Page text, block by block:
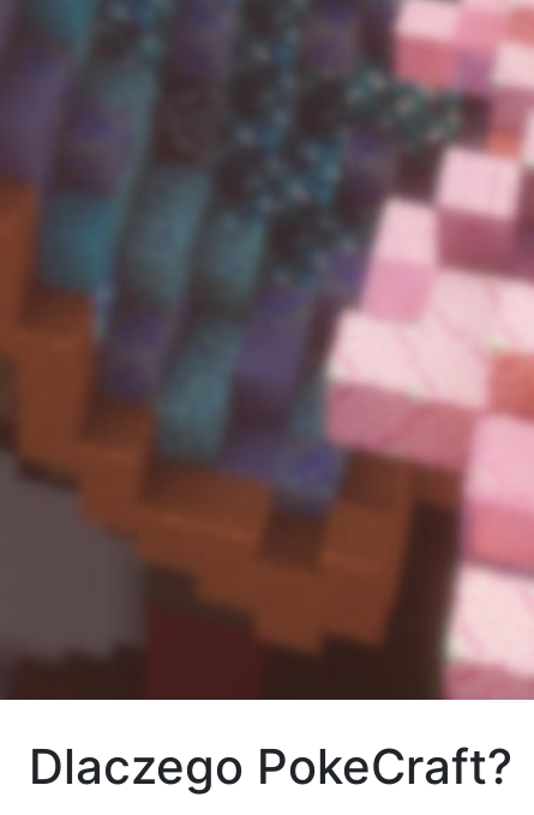
Dlaczego PokeCraft?